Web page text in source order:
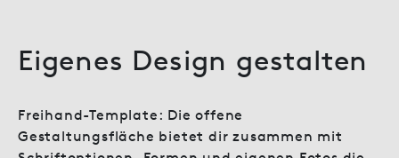
Eigenes Design gestalten
Freihand-Template: Die offene
Gestaltungsfläche bietet dir zusammen mit